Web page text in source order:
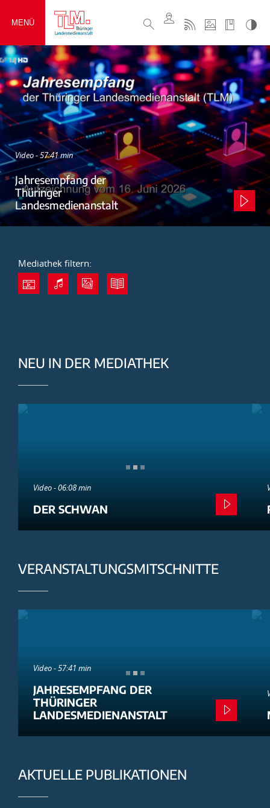
MENÜ
Video - 57:41 min
Jahresempfang der
Thüringer
Landesmedienanstalt
Mediathek filtern:
NEU IN DER MEDIATHEK
Video - 06:08 min
DER SCHWAN
VERANSTALTUNGSMITSCHNITTE
Video - 57:41 min
JAHRESEMPFANG DER
THÜRINGER
LANDESMEDIENANSTALT
AKTUELLE PUBLIKATIONEN